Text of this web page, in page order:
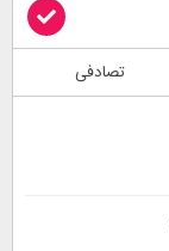
تصادفی